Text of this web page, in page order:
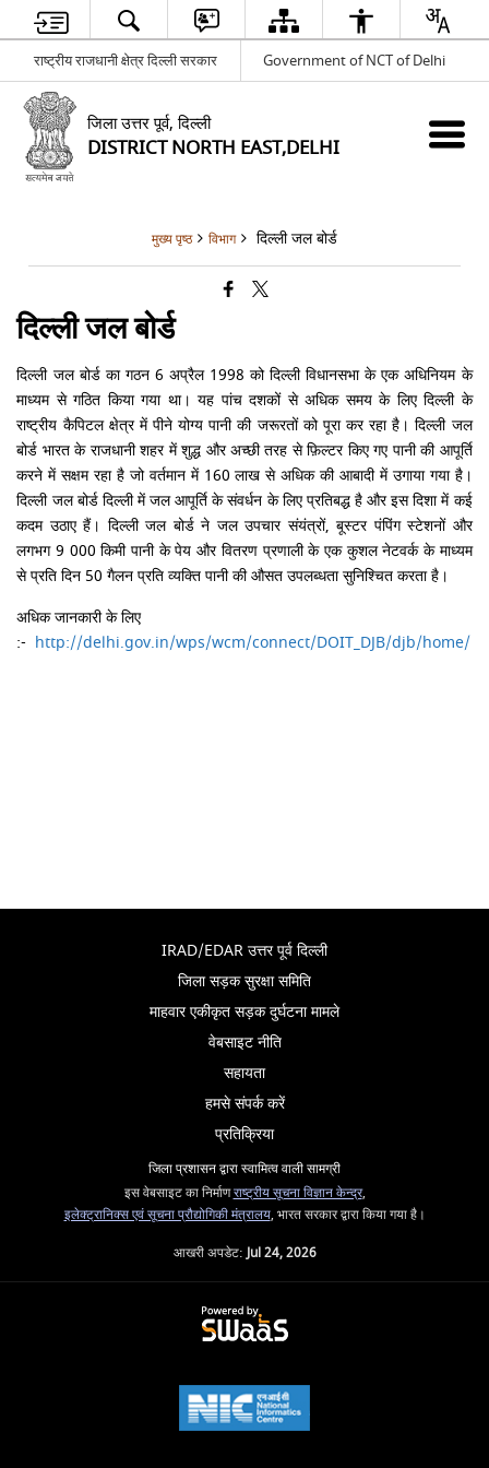
राष्ट्रीय राजधानी क्षेत्र दिल्ली सरकार Government of NCT of Delhi
जिला उत्तर पूर्व, दिल्ली
DISTRICT NORTH EAST,DELHI
मुख्य पृष्ठ विभाग दिल्ली जल बोर्ड
दिल्ली जल बोर्ड
दिल्ली जल बोर्ड का गठन 6 अप्रैल 1998 को दिल्ली विधानसभा के एक अधिनियम के
माध्यम से गठित किया गया था। यह पांच दशकों से अधिक समय के लिए दिल्ली के
राष्ट्रीय कैपिटल क्षेत्र में पीने योग्य पानी की जरूरतों को पूरा कर रहा है। दिल्ली जल
बोर्ड भारत के राजधानी शहर में शुद्ध और अच्छी तरह से फ़िल्टर किए गए पानी की आपूर्ति
करने में सक्षम रहा है जो वर्तमान में 160 लाख से अधिक की आबादी में उगाया गया है।
दिल्ली जल बोर्ड दिल्ली में जल आपूर्ति के संवर्धन के लिए प्रतिबद्ध है और इस दिशा में कई
कदम उठाए हैं। दिल्ली जल बोर्ड ने जल उपचार संयंत्रों, बूस्टर पंपिंग स्टेशनों और
लगभग 9 000 किमी पानी के पेय और वितरण प्रणाली के एक कुशल नेटवर्क के माध्यम
से प्रति दिन 50 गैलन प्रति व्यक्ति पानी की औसत उपलब्धता सुनिश्चित करता है।
अधिक जानकारी के लिए
:- http://delhi.gov.in/wps/wcm/connect/DOIT_DJB/djb/home/
IRAD/EDAR उत्तर पूर्व दिल्ली
जिला सड़क सुरक्षा समिति
माहवार एकीकृत सड़क दुर्घटना मामले
वेबसाइट नीति
सहायता
हमसे संपर्क करें
प्रतिक्रिया
जिला प्रशासन द्वारा स्वामित्व वाली सामग्री
इस वेबसाइट का निर्माणराष्ट्रीय सूचना विज्ञान केन्द्र,
इलेक्ट्रानिक्स एवं सूचना प्रौद्योगिकी मंत्रालय, भारत सरकार द्वारा किया गया है।
आखरी अपडेट:Jul 24, 2026